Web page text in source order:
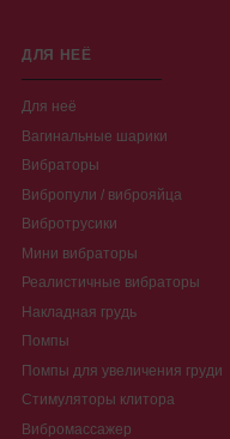
ДЛЯ НЕЁ
Для неё
Вагинальные шарики
Вибраторы
Вибропули / виброяйца
Вибротрусики
Мини вибраторы
Реалистичные вибраторы
Накладная грудь
Помпы
Помпы для увеличения груди
Стимуляторы клитора
Вибромассажер